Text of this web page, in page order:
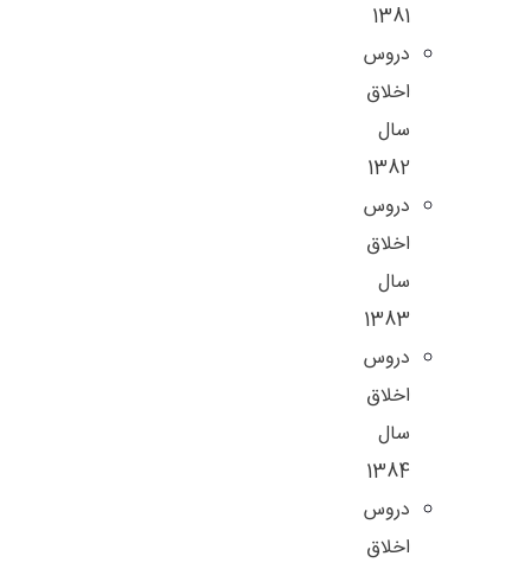
1381
دروس
اخلاق
سال
1382
دروس
اخلاق
سال
1383
دروس
اخلاق
سال
1384
دروس
اخلاق